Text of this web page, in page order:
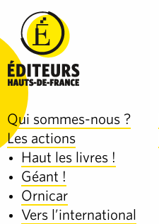
Qui sommes-nous ?
Les actions
Haut les livres !
Géant !
Ornicar
Vers l’international